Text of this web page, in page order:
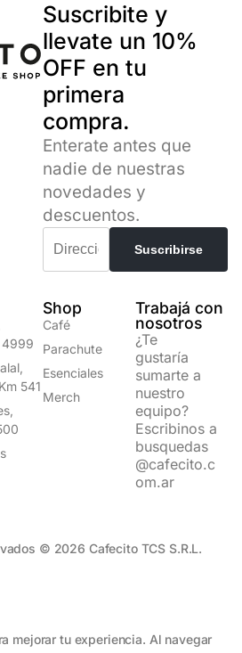
Suscribite y
llevate un 10%
OFF en tu
primera
compra.
Enterate antes que
nadie de nuestras
novedades y
descuentos.
4999
541
Shop
Café
Parachute
Esenciales
Merch
Trabajá con
nosotros
¿Te
gustaría
sumarte a
nuestro
equipo?
Escribinos a
busquedas
@cafecito.c
om.ar
© 2026 Cafecito TCS S.R.L.
mejorar tu experiencia. Al navegar